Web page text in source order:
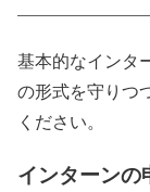
基本的なインタ
の形式を守りつ
ください。
インターンの